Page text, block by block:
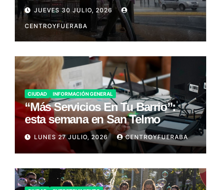
JUEVES 30 JULIO, 2026
CENTROYFUERABA
CIUDAD INFORMACIÓN GENERAL
“Más Servicios En Tu Barrio”:
esta semana en San Telmo
LUNES 27 JULIO, 2026 CENTROYFUERABA